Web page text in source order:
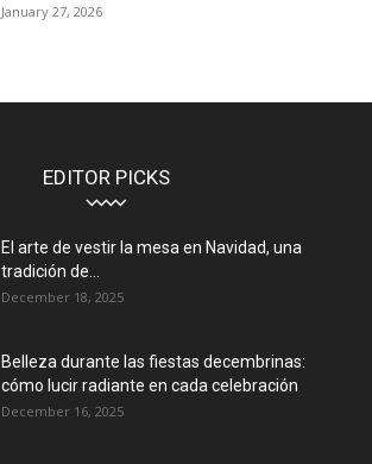
January 27, 2026
EDITOR PICKS
El arte de vestir la mesa en Navidad, una
tradición de...
December 18, 2025
Belleza durante las fiestas decembrinas:
cómo lucir radiante en cada celebración
December 16, 2025